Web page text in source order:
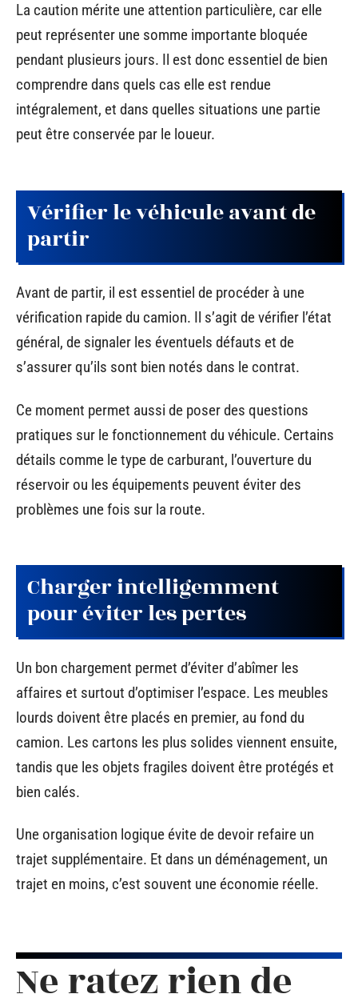
La caution mérite une attention particulière, car elle
peut représenter une somme importante bloquée
pendant plusieurs jours. Il est donc essentiel de bien
comprendre dans quels cas elle est rendue
intégralement, et dans quelles situations une partie
peut être conservée par le loueur.
Vérifier le véhicule avant de
partir
Avant de partir, il est essentiel de procéder à une
vérification rapide du camion. Il s’agit de vérifier l’état
général, de signaler les éventuels défauts et de
s’assurer qu’ils sont bien notés dans le contrat.
Ce moment permet aussi de poser des questions
pratiques sur le fonctionnement du véhicule. Certains
détails comme le type de carburant, l’ouverture du
réservoir ou les équipements peuvent éviter des
problèmes une fois sur la route.
Charger intelligemment
pour éviter les pertes
Un bon chargement permet d’éviter d’abîmer les
affaires et surtout d’optimiser l’espace. Les meubles
lourds doivent être placés en premier, au fond du
camion. Les cartons les plus solides viennent ensuite,
tandis que les objets fragiles doivent être protégés et
bien calés.
Une organisation logique évite de devoir refaire un
trajet supplémentaire. Et dans un déménagement, un
trajet en moins, c’est souvent une économie réelle.
Ne ratez rien de